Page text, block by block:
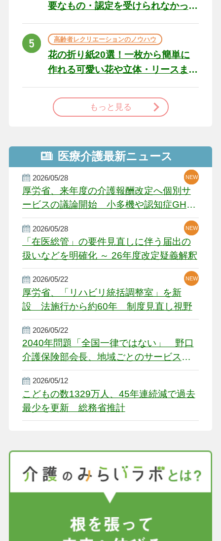
要なもの・認定を受けられなかっ
高齢者レクリエーションのノウハウ
花の折り紙20選！一枚から簡単に
作れる可愛い花や立体・リースま
もっと見る
医療介護最新ニュース
2026/05/28
厚労省、来年度の介護報酬改定へ個別サ
ービスの議論開始 小多機や認知症GH、
厳しい経営環境に危機感
NEW
NEW
NEW
2026/05/28
「在医総管」の要件見直しに伴う届出の
扱いなどを明確化 ～ 26年度改定疑義解釈
NEW
NEW
2026/05/22
厚労省、「リハビリ統括調整室」を新
設 法施行から約60年 制度見直し視野
NEW
2026/05/22
2040年問題「全国一律ではない」 野口
介護保険部会長、地域ごとのサービス基
盤整備を促す
2026/05/12
こどもの数1329万人、45年連続減で過去
最少を更新 総務省推計